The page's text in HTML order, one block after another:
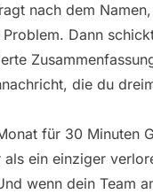
nach dem
Dann
die du
für 30 Minuten
ein einziger
wenn dein Team